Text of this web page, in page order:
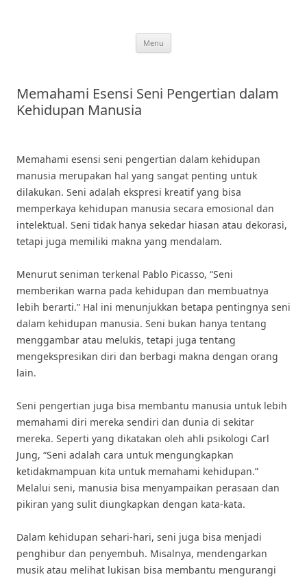
Menu
Memahami Esensi Seni Pengertian dalam
Kehidupan Manusia
Memahami esensi seni pengertian dalam kehidupan
manusia merupakan hal yang sangat penting untuk
dilakukan. Seni adalah ekspresi kreatif yang bisa
memperkaya kehidupan manusia secara emosional dan
intelektual. Seni tidak hanya sekedar hiasan atau dekorasi,
tetapi juga memiliki makna yang mendalam.
Menurut seniman terkenal Pablo Picasso, “Seni
memberikan warna pada kehidupan dan membuatnya
lebih berarti.” Hal ini menunjukkan betapa pentingnya seni
dalam kehidupan manusia. Seni bukan hanya tentang
menggambar atau melukis, tetapi juga tentang
mengekspresikan diri dan berbagi makna dengan orang
lain.
Seni pengertian juga bisa membantu manusia untuk lebih
memahami diri mereka sendiri dan dunia di sekitar
mereka. Seperti yang dikatakan oleh ahli psikologi Carl
Jung, “Seni adalah cara untuk mengungkapkan
ketidakmampuan kita untuk memahami kehidupan.”
Melalui seni, manusia bisa menyampaikan perasaan dan
pikiran yang sulit diungkapkan dengan kata-kata.
Dalam kehidupan sehari-hari, seni juga bisa menjadi
penghibur dan penyembuh. Misalnya, mendengarkan
musik atau melihat lukisan bisa membantu mengurangi